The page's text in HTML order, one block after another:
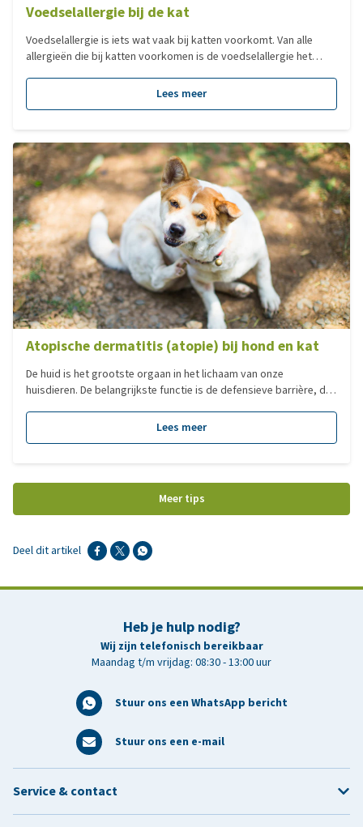
Voedselallergie bij de kat
Voedselallergie is iets wat vaak bij katten voorkomt. Van alle
allergieën die bij katten voorkomen is de voedselallergie het
Maar wat is voedselallergie en hoe kunnen we het bewijzen? Dat
lees je hier!
Lees meer
Atopische dermatitis (atopie) bij hond en kat
De huid is het grootste orgaan in het lichaam van onze
huisdieren. De belangrijkste functie is de defensieve barrière, die
dermatitis (atopie) is de meest voorkomende allergische
aandoening bij honden. Hierbij treedt een afweerreactie op
Vaak heeft dit te maken met een genetische aanleg.
Lees meer
Meer tips
Deel dit artikel
Heb je hulp nodig?
Wij zijn telefonisch bereikbaar
Maandag t/m vrijdag: 08:30 - 13:00 uur
Stuur ons een WhatsApp bericht
Stuur ons een e-mail
Service & contact